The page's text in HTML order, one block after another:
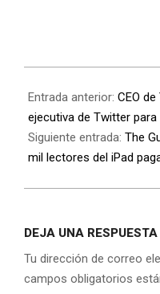
Entrada anterior: CEO
ejecutiva de Twitter
Siguiente entrada: The
mil lectores del iPad
DEJA UNA RESPUESTA
Tu dirección de correo
campos obligatorios